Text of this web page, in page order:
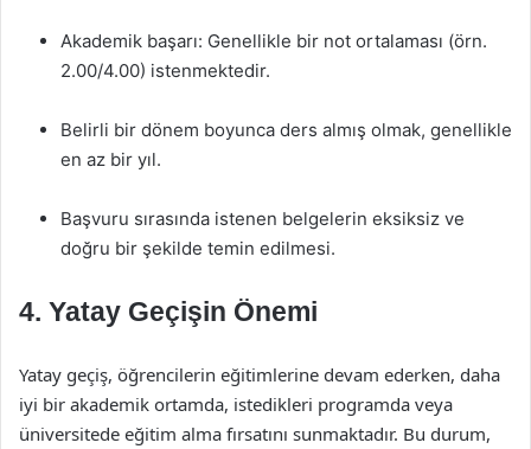
Akademik başarı: Genellikle bir not ortalaması (örn.
2.00/4.00) istenmektedir.
Belirli bir dönem boyunca ders almış olmak, genellikle
en az bir yıl.
Başvuru sırasında istenen belgelerin eksiksiz ve
doğru bir şekilde temin edilmesi.
4. Yatay Geçişin Önemi
Yatay geçiş, öğrencilerin eğitimlerine devam ederken, daha
iyi bir akademik ortamda, istedikleri programda veya
üniversitede eğitim alma fırsatını sunmaktadır. Bu durum,